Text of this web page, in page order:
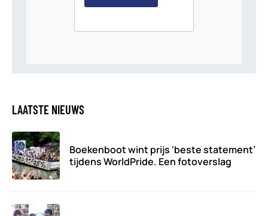
LAATSTE NIEUWS
Boekenboot wint prijs ‘beste statement’
tijdens WorldPride. Een fotoverslag